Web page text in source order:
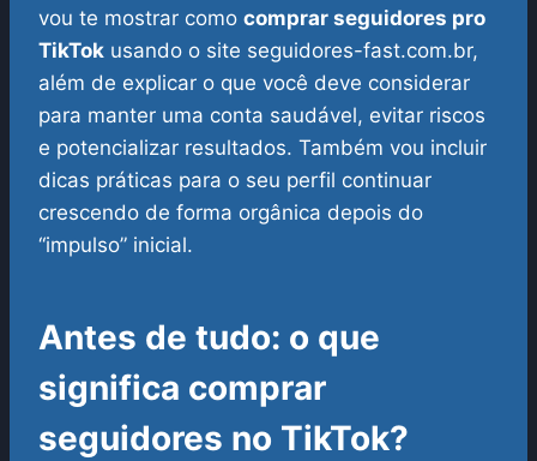
vou te mostrar como comprar seguidores pro
TikTok usando o site seguidores-fast.com.br,
além de explicar o que você deve considerar
para manter uma conta saudável, evitar riscos
e potencializar resultados. Também vou incluir
dicas práticas para o seu perfil continuar
crescendo de forma orgânica depois do
“impulso” inicial.
Antes de tudo: o que
significa comprar
seguidores no TikTok?